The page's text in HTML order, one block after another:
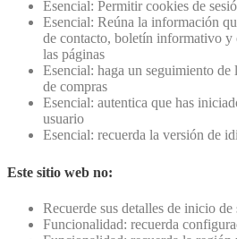
Esencial: Permitir cookies de
Esencial: Reúna la información
de contacto, boletín informativo y
las páginas
Esencial: haga un seguimiento
de compras
Esencial: autentica que has
usuario
Esencial: recuerda la versión de
Este sitio web no:
Recuerde sus detalles de inicio de
Funcionalidad: recuerda